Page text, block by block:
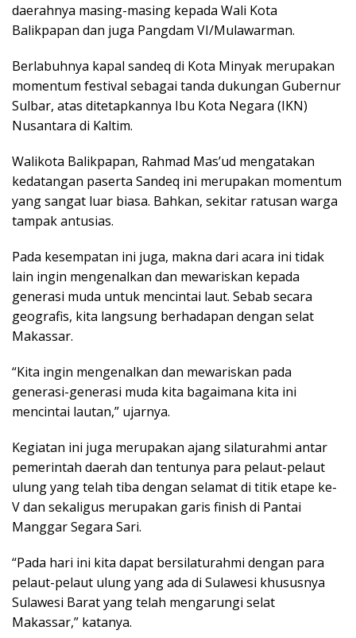
daerahnya masing-masing kepada Wali Kota
Balikpapan dan juga Pangdam VI/Mulawarman.
Berlabuhnya kapal sandeq di Kota Minyak merupakan
momentum festival sebagai tanda dukungan Gubernur
Sulbar, atas ditetapkannya Ibu Kota Negara (IKN)
Nusantara di Kaltim.
Walikota Balikpapan, Rahmad Mas’ud mengatakan
kedatangan paserta Sandeq ini merupakan momentum
yang sangat luar biasa. Bahkan, sekitar ratusan warga
tampak antusias.
Pada kesempatan ini juga, makna dari acara ini tidak
lain ingin mengenalkan dan mewariskan kepada
generasi muda untuk mencintai laut. Sebab secara
geografis, kita langsung berhadapan dengan selat
Makassar.
“Kita ingin mengenalkan dan mewariskan pada
generasi-generasi muda kita bagaimana kita ini
mencintai lautan,” ujarnya.
Kegiatan ini juga merupakan ajang silaturahmi antar
pemerintah daerah dan tentunya para pelaut-pelaut
ulung yang telah tiba dengan selamat di titik etape ke-
V dan sekaligus merupakan garis finish di Pantai
Manggar Segara Sari.
“Pada hari ini kita dapat bersilaturahmi dengan para
pelaut-pelaut ulung yang ada di Sulawesi khususnya
Sulawesi Barat yang telah mengarungi selat
Makassar,” katanya.